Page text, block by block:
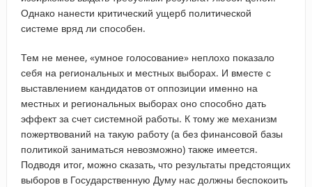
Однако нанести критический ущерб политической
системе вряд ли способен.
Тем не менее, «умное голосование» неплохо показало
себя на региональных и местных выборах. И вместе с
выставлением кандидатов от оппозиции именно на
местных и региональных выборах оно способно дать
эффект за счет системной работы. К тому же механизм
пожертвований на такую работу (а без финансовой базы
политикой заниматься невозможно) также имеется.
Подводя итог, можно сказать, что результаты предстоящих
выборов в Государственную Думу нас должны беспокоить